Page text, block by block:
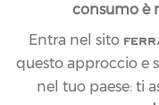
consumo è
Entra nel sito
questo approccio e
nel tuo paese: ti